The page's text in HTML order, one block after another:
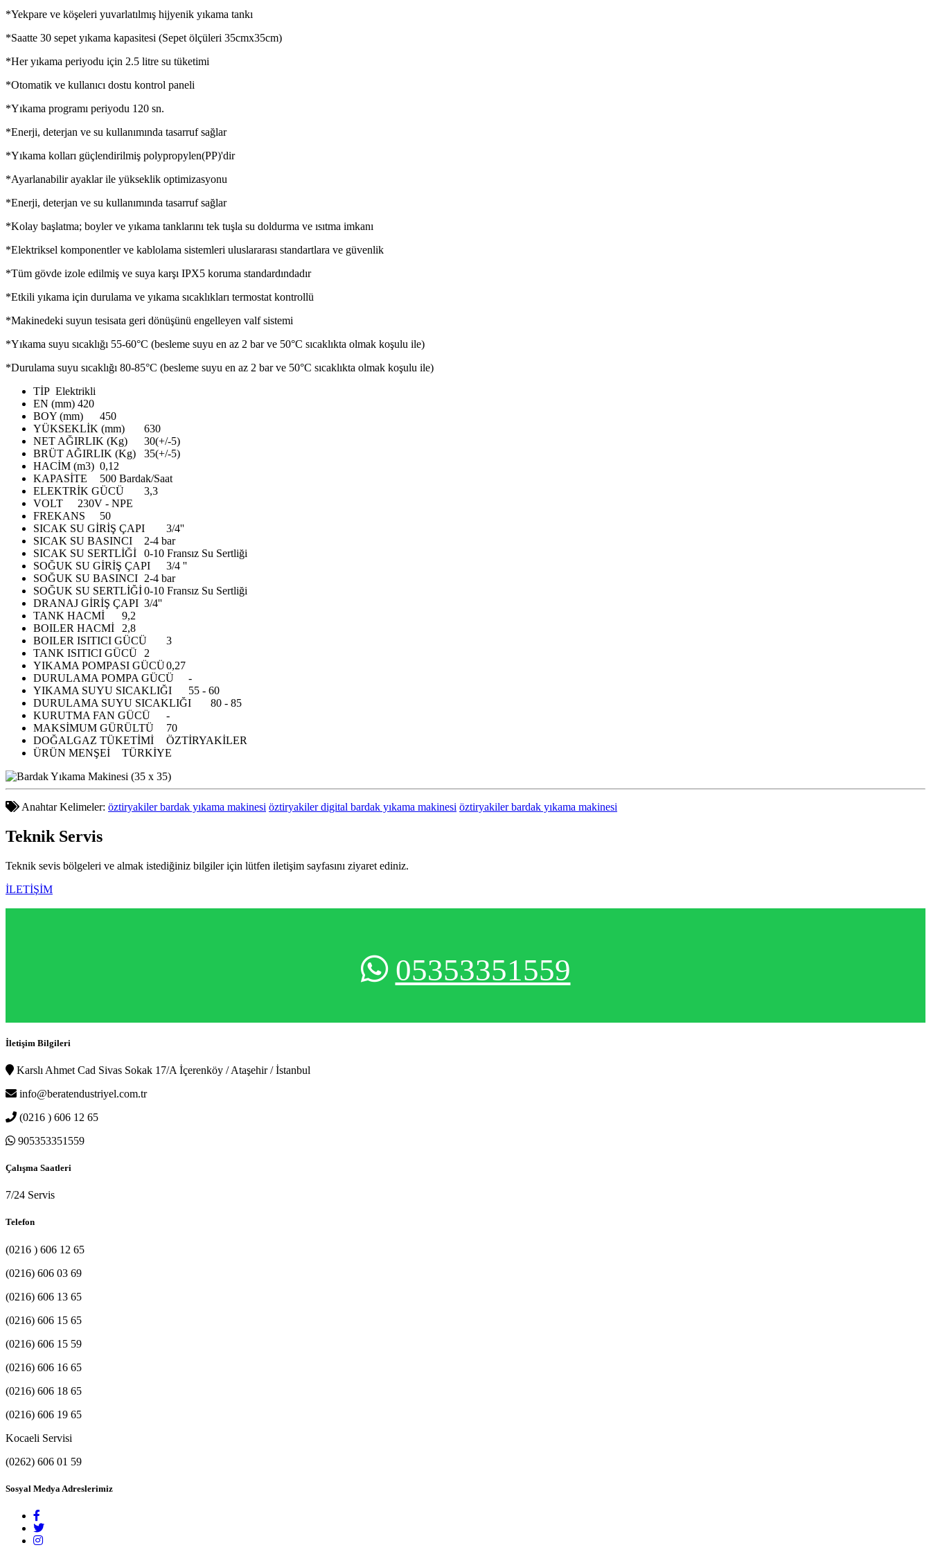
*Yekpare ve köşeleri yuvarlatılmış hijyenik yıkama tankı
*Saatte 30 sepet yıkama kapasitesi (Sepet ölçüleri 35cmx35cm)
*Her yıkama periyodu için 2.5 litre su tüketimi
*Otomatik ve kullanıcı dostu kontrol paneli
*Yıkama programı periyodu 120 sn.
*Enerji, deterjan ve su kullanımında tasarruf sağlar
*Yıkama kolları güçlendirilmiş polypropylen(PP)'dir
*Ayarlanabilir ayaklar ile yükseklik optimizasyonu
*Enerji, deterjan ve su kullanımında tasarruf sağlar
*Kolay başlatma; boyler ve yıkama tanklarını tek tuşla su doldurma ve ısıtma imkanı
*Elektriksel komponentler ve kablolama sistemleri uluslararası standartlara ve güvenlik
*Tüm gövde izole edilmiş ve suya karşı IPX5 koruma standardındadır
*Etkili yıkama için durulama ve yıkama sıcaklıkları termostat kontrollü
*Makinedeki suyun tesisata geri dönüşünü engelleyen valf sistemi
*Yıkama suyu sıcaklığı 55-60°C (besleme suyu en az 2 bar ve 50°C sıcaklıkta olmak koşulu ile)
*Durulama suyu sıcaklığı 80-85°C (besleme suyu en az 2 bar ve 50°C sıcaklıkta olmak koşulu ile)
TİP Elektrikli
EN (mm) 420
BOY (mm)
450
YÜKSEKLİK (mm)
630
NET AĞIRLIK (Kg)
30(+/-5)
BRÜT AĞIRLIK (Kg)
35(+/-5)
HACİM (m3) 0,12
KAPASİTE
500 Bardak/Saat
ELEKTRİK GÜCÜ
3,3
VOLT
230V - NPE
FREKANS
50
SICAK SU GİRİŞ ÇAPI
3/4''
SICAK SU BASINCI
2-4 bar
SICAK SU SERTLİĞİ
0-10 Fransız Su Sertliği
SOĞUK SU GİRİŞ ÇAPI
3/4 ''
SOĞUK SU BASINCI 2-4 bar
SOĞUK SU SERTLİĞİ0-10 Fransız Su Sertliği
DRANAJ GİRİŞ ÇAPI 3/4''
TANK HACMİ
9,2
BOILER HACMİ
2,8
BOILER ISITICI GÜCÜ
3
TANK ISITICI GÜCÜ
2
YIKAMA POMPASI GÜCÜ0,27
DURULAMA POMPA GÜCÜ
-
YIKAMA SUYU SICAKLIĞI
55 - 60
DURULAMA SUYU SICAKLIĞI
80 - 85
KURUTMA FAN GÜCÜ
-
MAKSİMUM GÜRÜLTÜ
70
DOĞALGAZ TÜKETİMİ
ÖZTİRYAKİLER
ÜRÜN MENŞEİ
TÜRKİYE
Anahtar Kelimeler: öztiryakiler bardak yıkama makinesi öztiryakiler digital bardak yıkama makinesi öztiryakiler bardak yıkama makinesi
Teknik Servis
Teknik sevis bölgeleri ve almak istediğiniz bilgiler için lütfen iletişim sayfasını ziyaret ediniz.
İLETİŞİM
05353351559
İletişim Bilgileri
Karslı Ahmet Cad Sivas Sokak 17/A İçerenköy / Ataşehir / İstanbul
info@beratendustriyel.com.tr
(0216 ) 606 12 65
905353351559
Çalışma Saatleri
7/24 Servis
Telefon
(0216 ) 606 12 65
(0216) 606 03 69
(0216) 606 13 65
(0216) 606 15 65
(0216) 606 15 59
(0216) 606 16 65
(0216) 606 18 65
(0216) 606 19 65
Kocaeli Servisi
(0262) 606 01 59
Sosyal Medya Adreslerimiz